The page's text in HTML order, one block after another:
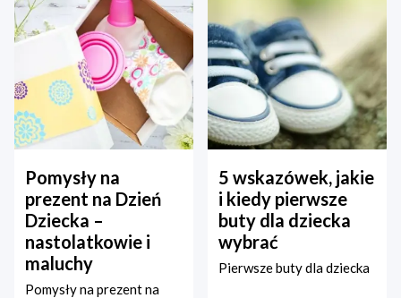
Pomysły na
prezent na Dzień
Dziecka –
nastolatkowie i
maluchy
Pomysły na prezent na
5 wskazówek, jakie
i kiedy pierwsze
buty dla dziecka
wybrać
Pierwsze buty dla dziecka